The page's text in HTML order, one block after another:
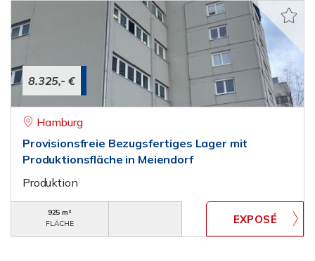
8.325,- €
Hamburg
Provisionsfreie Bezugsfertiges Lager mit
Produktionsfläche in Meiendorf
Produktion
925 m²
FLÄCHE